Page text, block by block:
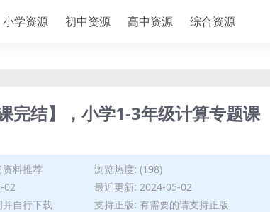
小学资源 初中资源 高中资源 综合资源
完结】，小学1-3年级计算专题课
料推荐
浏览热度: (198)
02
最近更新: 2024-05-02
自行下载
支持正版: 有需要的请支持正版